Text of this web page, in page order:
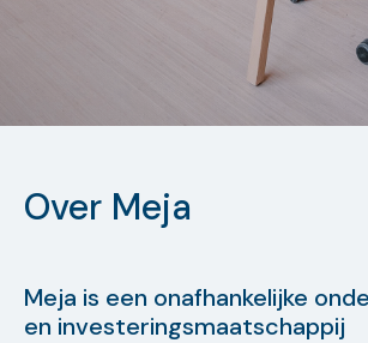
Over Meja
Meja is een onafhankelijke
en investeringsmaatschappij